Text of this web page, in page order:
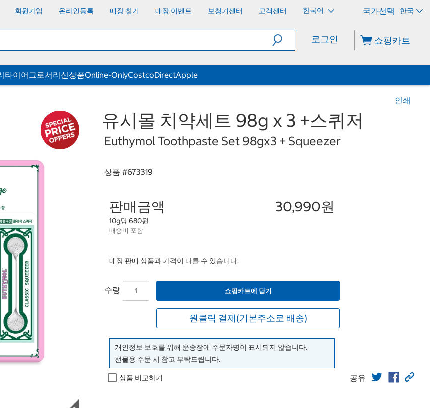
회원가입 온라인등록 매장 찾기 매장 이벤트 보청기센터 고객센터 한국어 한국
로그인 쇼핑카트
타이어그로서리신상품Online-OnlyCostcoDirectApple
인쇄
유시몰 치약세트 98g x 3 +스퀴저
Euthymol Toothpaste Set 98gx3 + Squeezer
상품 #673319
판매금액 30,990원
10g당 680원
배송비 포함
매장 판매 상품과 가격이 다를 수 있습니다.
수량 쇼핑카트에 담기
원클릭 결제(기본주소로 배송)
개인정보 보호를 위해 운송장에 주문자명이 표시되지 않습니다.
선물용 주문 시 참고 부탁드립니다.
상품 비교하기 공유